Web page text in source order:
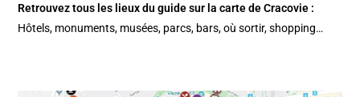
Retrouvez tous les lieux du guide sur lacarte de Cracovie :
Hôtels, monuments, musées, parcs, bars, où sortir, shopping…